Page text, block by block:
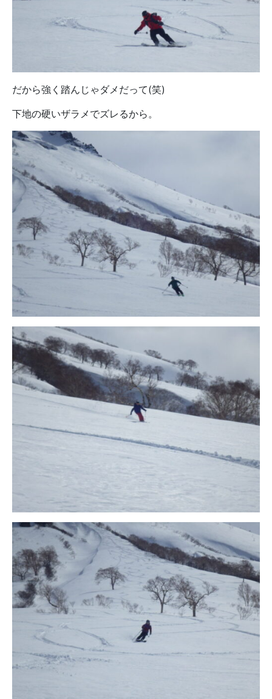
だから強く踏んじゃダメだって(笑)
下地の硬いザラメでズレるから。